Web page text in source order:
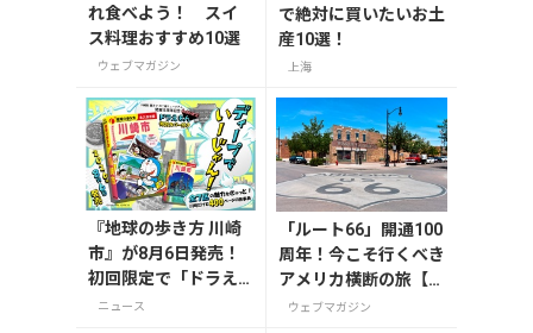
れ食べよう！ スイ
ス料理おすすめ10選
ウェブマガジン
で絶対に買いたいお土
産10選！
上海
『地球の歩き方 川崎
市』が8月6日発売！
初回限定で「ドラえ
もん」描き下ろし特
ニュース
「ルート66」開通100
周年！今こそ行くべき
アメリカ横断の旅【今
旅2026】
ウェブマガジン